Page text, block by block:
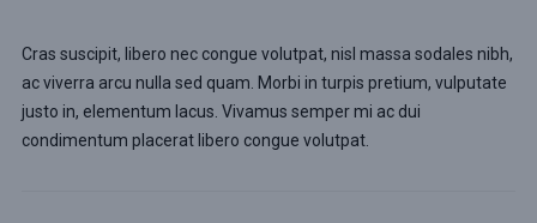
Cras suscipit, libero nec congue volutpat, nisl massa sodales nibh,
ac viverra arcu nulla sed quam. Morbi in turpis pretium, vulputate
justo in, elementum lacus. Vivamus semper mi ac dui
condimentum placerat libero congue volutpat.